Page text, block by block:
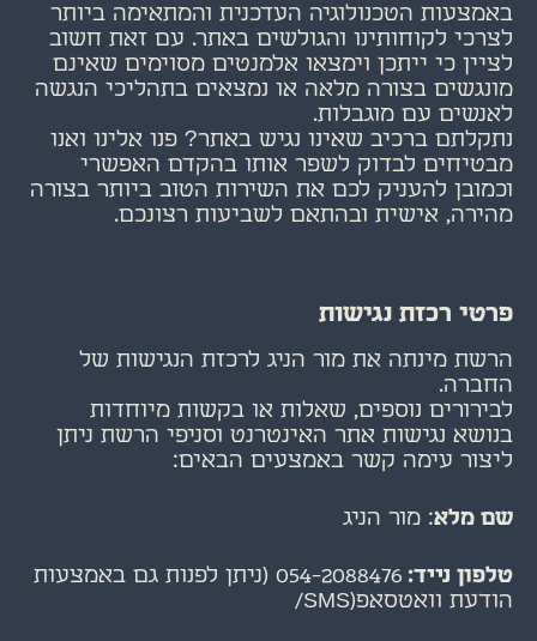
באמצעות הטכנולוגיה העדכנית והמתאימה ביותר
לצרכי לקוחותינו והגולשים באתר. עם זאת חשוב
לציין כי ייתכן וימצאו אלמנטים מסוימים שאינם
מונגשים בצורה מלאה או נמצאים בתהליכי הנגשה
לאנשים עם מוגבלות.
נתקלתם ברכיב שאינו נגיש באתר? פנו אלינו ואנו
מבטיחים לבדוק לשפר אותו בהקדם האפשרי
וכמובן להעניק לכם את השירות הטוב ביותר בצורה
מהירה, אישית ובהתאם לשביעות רצונכם.
פרטי רכזת נגישות
הרשת מינתה את מור הניג לרכזת הנגישות של
החברה.
לבירורים נוספים, שאלות או בקשות מיוחדות
בנושא נגישות אתר האינטרנט וסניפי הרשת ניתן
ליצור עימה קשר באמצעים הבאים:
שם מלא: מור הניג
טלפון נייד: 054-2088476 (ניתן לפנות גם באמצעות
הודעת וואטסאפ(SMS/